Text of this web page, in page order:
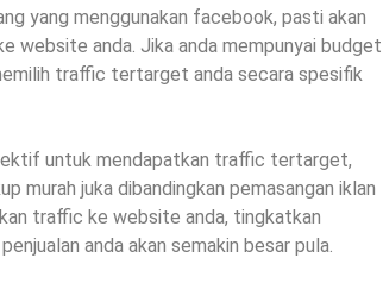
yang menggunakan facebook, pasti akan
website anda. Jika anda mempunyai budget
traffic tertarget anda secara spesifik
untuk mendapatkan traffic tertarget,
murah juka dibandingkan pemasangan iklan
traffic ke website anda, tingkatkan
anda akan semakin besar pula.